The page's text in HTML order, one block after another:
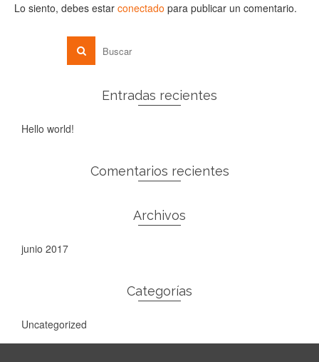
Lo siento, debes estar conectado para publicar un comentario.
Entradas recientes
Hello world!
Comentarios recientes
Archivos
junio 2017
Categorías
Uncategorized